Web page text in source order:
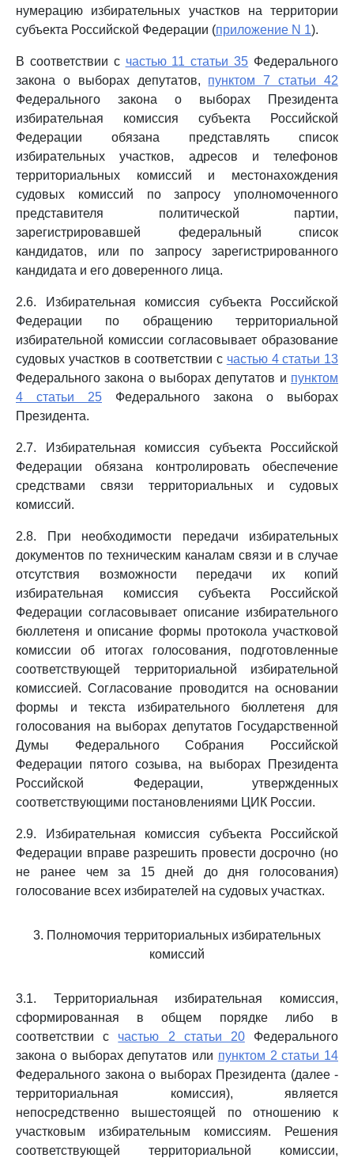
нумерацию избирательных участков на территории
субъекта Российской Федерации (приложение N 1).
В соответствии с частью 11 статьи 35 Федерального
закона о выборах депутатов, пунктом 7 статьи 42
Федерального закона о выборах Президента
избирательная комиссия субъекта Российской
Федерации обязана представлять список
избирательных участков, адресов и телефонов
территориальных комиссий и местонахождения
судовых комиссий по запросу уполномоченного
представителя политической партии,
зарегистрировавшей федеральный список
кандидатов, или по запросу зарегистрированного
кандидата и его доверенного лица.
2.6. Избирательная комиссия субъекта Российской
Федерации по обращению территориальной
избирательной комиссии согласовывает образование
судовых участков в соответствии с частью 4 статьи 13
Федерального закона о выборах депутатов и пунктом
4 статьи 25 Федерального закона о выборах
Президента.
2.7. Избирательная комиссия субъекта Российской
Федерации обязана контролировать обеспечение
средствами связи территориальных и судовых
комиссий.
2.8. При необходимости передачи избирательных
документов по техническим каналам связи и в случае
отсутствия возможности передачи их копий
избирательная комиссия субъекта Российской
Федерации согласовывает описание избирательного
бюллетеня и описание формы протокола участковой
комиссии об итогах голосования, подготовленные
соответствующей территориальной избирательной
комиссией. Согласование проводится на основании
формы и текста избирательного бюллетеня для
голосования на выборах депутатов Государственной
Думы Федерального Собрания Российской
Федерации пятого созыва, на выборах Президента
Российской Федерации, утвержденных
соответствующими постановлениями ЦИК России.
2.9. Избирательная комиссия субъекта Российской
Федерации вправе разрешить провести досрочно (но
не ранее чем за 15 дней до дня голосования)
голосование всех избирателей на судовых участках.
3. Полномочия территориальных избирательных
комиссий
3.1. Территориальная избирательная комиссия,
сформированная в общем порядке либо в
соответствии с частью 2 статьи 20Федерального
закона о выборах депутатов или пунктом 2 статьи 14
Федерального закона о выборах Президента (далее -
территориальная комиссия), является
непосредственно вышестоящей по отношению к
участковым избирательным комиссиям. Решения
соответствующей территориальной комиссии,